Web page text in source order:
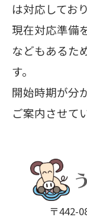
は対応してお
現在対応準備
などもあるた
す。
開始時期が分
ご案内させて
〒442-